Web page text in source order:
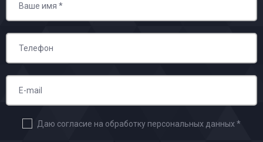
Даю согласие на обработку персональных данных *